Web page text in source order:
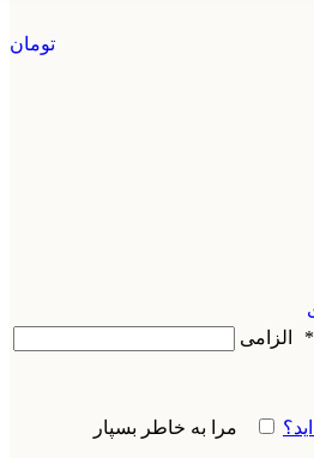
تومان
* الزامی
مرا به خاطر بسپار